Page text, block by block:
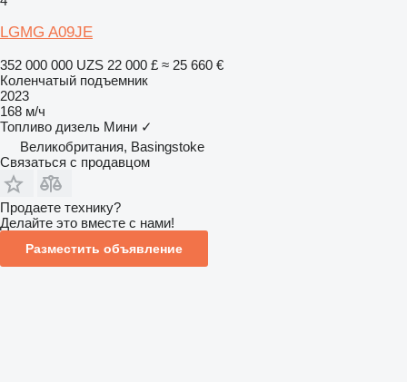
LGMG A09JE
352 000 000 UZS 22 000 £ ≈ 25 660 €
Коленчатый подъемник
2023
168 м/ч
Топливо дизель Мини ✓
Великобритания, Basingstoke
Связаться с продавцом
Продаете технику?
Делайте это вместе с нами!
Разместить объявление